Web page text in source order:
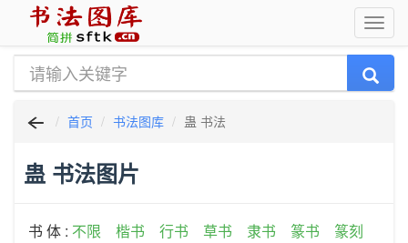
首页 书法图库 蛊 书法
蛊 书法图片
书 体 : 不限 楷书 行书 草书 隶书 篆书
篆刻